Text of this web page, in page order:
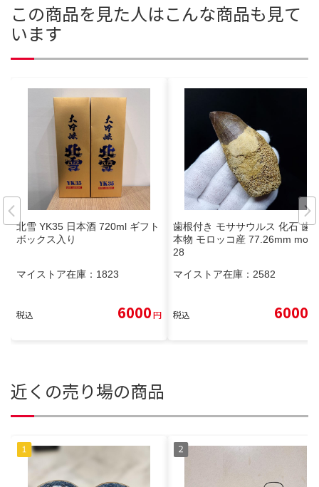
この商品を見た人はこんな商品も見て
います
北雪 YK35 日本酒 720ml ギフト
ボックス入り
マイストア在庫： 1823
税込 6000円
歯根付き モササウルス 化石 歯
本物 モロッコ産 77.26mm mos
28
マイストア在庫： 2582
税込 6000
近くの売り場の商品